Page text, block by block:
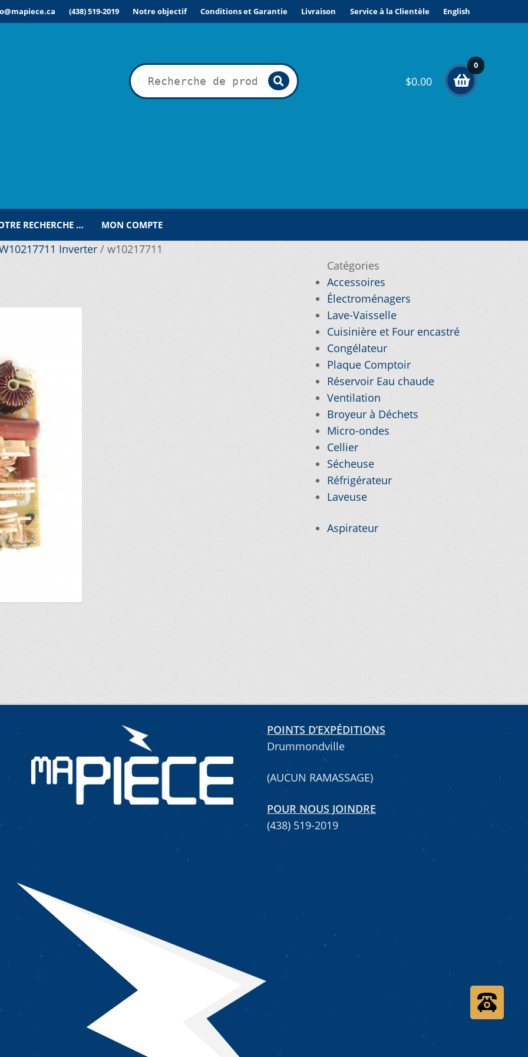
(438) 519-2019 Notre objectif Conditions et Garantie Livraison Service à la Clientèle English
$0.00
0
élé
RECHERCHE … MON COMPTE
POUR UNE RECHERCHE PERSONNALISÉE…
JOINDRE LE SERVICE À LA CLIENTÈLE
POUR QUEL TYPE D’APPAREIL ?
ON L’AJOUTE POUR VOUS ! TRUCS ET ASTUCES
METTEZ CETTE PAGE DANS VOS FAVORIS!
Inverter/ w10217711
Catégories
Accessoires
Électroménagers
Lave-Vaisselle
Cuisinière et Four encastré
Congélateur
Plaque Comptoir
Réservoir Eau chaude
Ventilation
Broyeur à Déchets
Micro-ondes
Cellier
Sécheuse
Réfrigérateur
Laveuse
Aspirateur
POINTS D’EXPÉDITIONS
Drummondville
(AUCUN RAMASSAGE)
POUR NOUS JOINDRE
(438) 519-2019